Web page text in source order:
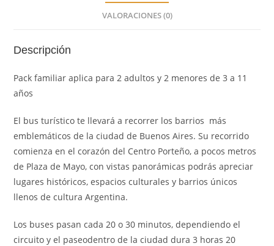
VALORACIONES (0)
Descripción
Pack familiar aplica para 2 adultos y 2 menores de 3 a 11
años
El bus turístico te llevará a recorrer los barrios más
emblemáticos de la ciudad de Buenos Aires. Su recorrido
comienza en el corazón del Centro Porteño, a pocos metros
de Plaza de Mayo, con vistas panorámicas podrás apreciar
lugares históricos, espacios culturales y barrios únicos
llenos de cultura Argentina.
Los buses pasan cada 20 o 30 minutos, dependiendo el
circuito y el paseodentro de la ciudad dura 3 horas 20